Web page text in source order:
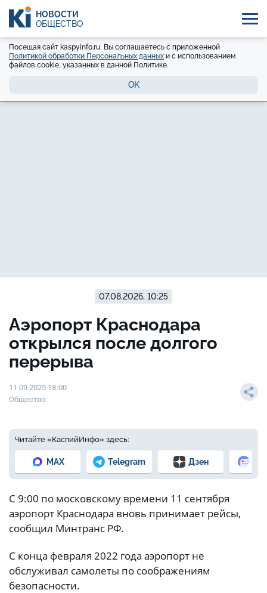
НОВОСТИ
ОБЩЕСТВО
Посещая сайт kaspyinfo.ru, Вы соглашаетесь с приложенной
Политикой обработки Персональных данных и с использованием
файлов cookie, указанных в данной Политике.
OK
07.08.2026, 10:25
Аэропорт Краснодара
открылся после долгого
перерыва
11.09.2025 18:00
Общество
Читайте «КаспийИнфо» здесь:
MAX Telegram Дзен
С 9:00 по московскому времени 11 сентября
аэропорт Краснодара вновь принимает рейсы,
сообщил Минтранс РФ.
С конца февраля 2022 года аэропорт не
обслуживал самолеты по соображениям
безопасности.